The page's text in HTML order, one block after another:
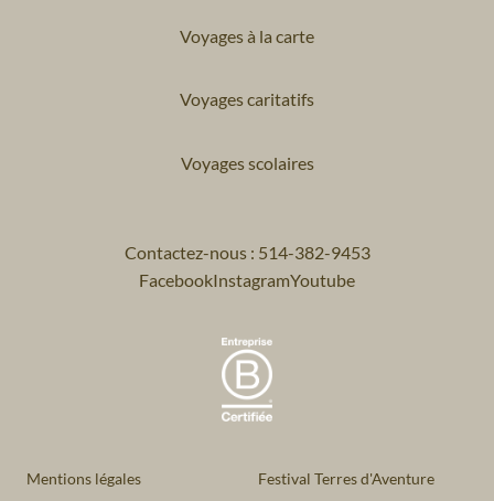
Voyages à la carte
Voyages caritatifs
Voyages scolaires
Contactez-nous : 514-382-9453
FacebookInstagramYoutube
Mentions légales Festival Terres d'Aventure